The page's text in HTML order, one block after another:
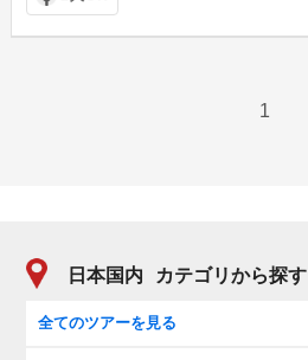
1
日本国内 カテゴリから探す
全てのツアーを見る